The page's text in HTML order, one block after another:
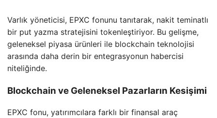
Varlık yöneticisi, EPXC fonunu tanıtarak, nakit teminatlı
bir put yazma stratejisini tokenleştiriyor. Bu gelişme,
geleneksel piyasa ürünleri ile blockchain teknolojisi
arasında daha derin bir entegrasyonun habercisi
niteliğinde.
Blockchain ve Geleneksel Pazarların Kesişimi
EPXC fonu, yatırımcılara farklı bir finansal araç